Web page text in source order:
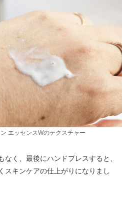
エッセンスWのテクスチャー
なく、最後にハンドプレスすると、
スキンケアの仕上がりになりまし